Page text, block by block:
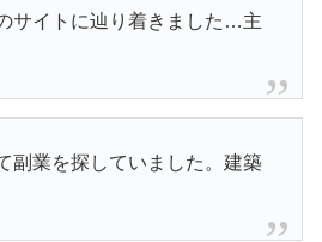
サイトに辿り着きました…主
副業を探していました。建築